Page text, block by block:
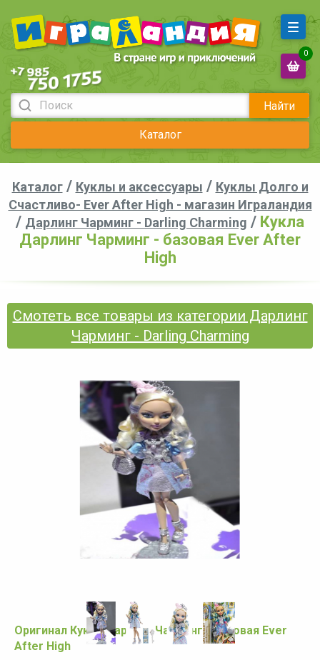
Найти
Каталог
0
Каталог/ Куклы и аксессуары / Куклы Долго и
Счастливо- Ever After High - магазин Играландия
/ Дарлинг Чарминг - Darling Charming / Кукла
Дарлинг Чарминг - базовая Ever After
High
Смотеть все товары из категории Дарлинг
Чарминг - Darling Charming
Оригинал Кукла Дарлинг Чарминг - базовая Ever
After High